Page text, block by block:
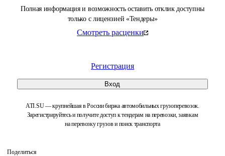
Полная информация и возможность оставить отклик доступны
только с лицензией «Тендеры»
Смотреть расценки
Регистрация
Вход
ATI.SU — крупнейшая в России биржа автомобильных грузоперевозок.
Зарегистрируйтесь и получите доступ к тендерам на перевозки, заявкам
на перевозку грузов и поиск транспорта
Поделиться